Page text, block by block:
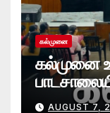
கல்முனை
கல்முனை
செயலமர்வு
AUGUST 7,